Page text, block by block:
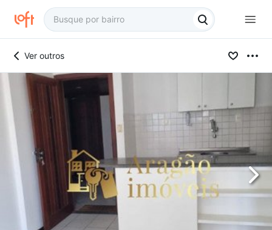
Ver outros